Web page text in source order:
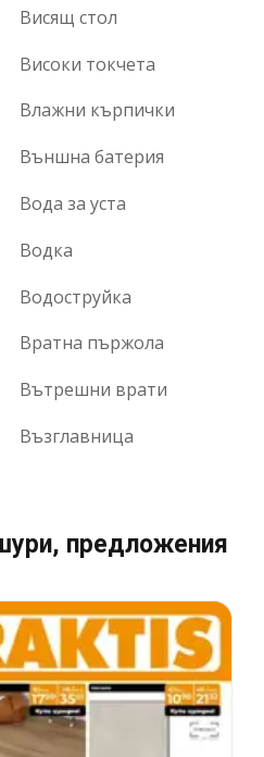
Висящ стол
Високи токчета
Влажни кърпички
Външна батерия
Вода за уста
Водка
Водоструйка
Вратна пържола
Вътрешни врати
Възглавница
предложения